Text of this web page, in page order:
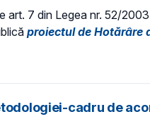
art. 7 din Legea nr. 52/
proiectul de Hotărâre
cadru de